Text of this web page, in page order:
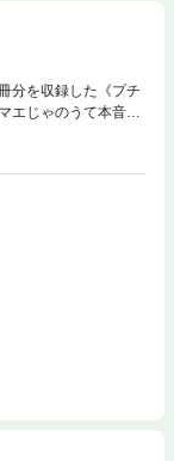
分を収録した《プチ
エじゃのうて本音で
に通う５年生がい
な番長・梅田雷蔵
は、女教師が男子生
向太郎！ 彼もまた
珍あかりそして日向
がやる！ 自分でま
のヒューマンドラ
本シリーズとの重